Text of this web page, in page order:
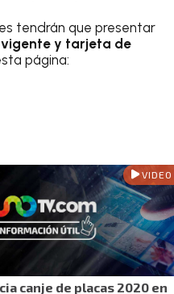
tendrán que presentar
y tarjeta de
página:
VIDEO
canje de placas 2020 en